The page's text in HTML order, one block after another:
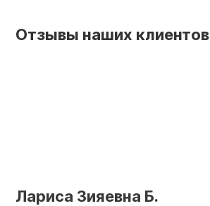
Отзывы наших клиентов
Лариса Зияевна Б.